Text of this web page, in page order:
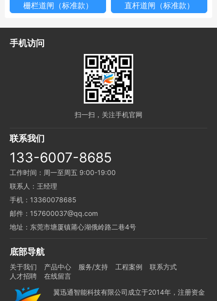
栅栏道闸（标准款） 直杆道闸（标准款）
手机访问
扫一扫，关注手机官网
联系我们
133-6007-8685
工作时间：周一至周五 9:00-19:00
联系人：王经理
手机：13360078685
邮件：157600037@qq.com
地址：东莞市塘厦镇莆心湖俄岭路二巷4号
底部导航
关于我们 产品中心 服务/支持 工程案例
联系方式
人才招聘
在线留言
翼迅通智能科技有限公司成立于2014年，注册资金